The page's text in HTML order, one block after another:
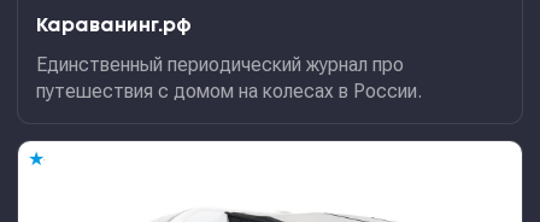
Караванинг.рф
Единственный периодический журнал про
путешествия с домом на колесах в России.
★